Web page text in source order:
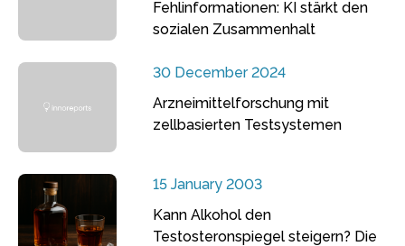
Fehlinformationen: KI stärkt den
sozialen Zusammenhalt
30 December 2024
Arzneimittelforschung mit
zellbasierten Testsystemen
15 January 2003
Kann Alkohol den
Testosteronspiegel steigern? Die